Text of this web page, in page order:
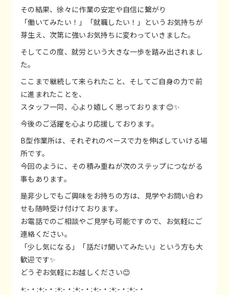
その結果、徐々に作業の安定や自信に繋がり
「働いてみたい！」「就職したい！」というお気持ちが
芽生え、次第に強いお気持ちに変わっていきました。
そしてこの度、就労という大きな一歩を踏み出されまし
た。
ここまで継続して来られたこと、そしてご自身の力で前
に進まれたことを、
スタッフ一同、心より嬉しく思っております😊✨
今後のご活躍を心より応援しております。
B型作業所は、それぞれのペースで力を伸ばしていける場
所です。
今回のように、その積み重ねが次のステップにつながる
事もあります。
是非少しでもご興味をお持ちの方は、見学やお問い合わ
せも随時受け付けております。
お電話でのご相談やご見学も可能ですので、お気軽にご
連絡ください。
「少し気になる」「話だけ聞いてみたい」という方も大
歓迎です✨
どうぞお気軽にお越しください😊
+:-・:+:-・:+:-・:+:-・:+:-・:+:-・:+:-・